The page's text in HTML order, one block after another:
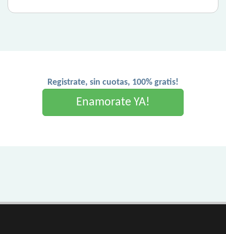
Registrate, sin cuotas, 100% gratis!
Enamorate YA!